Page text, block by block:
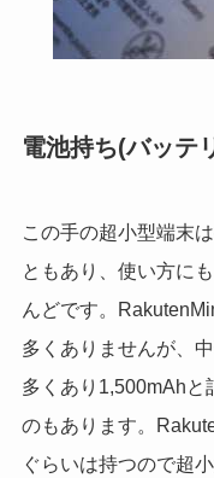
電池持ち(バッテ
この手の超小型端末
ともあり、使い方に
んどです。
多くありませんが、
多くあり1,500mAhと
のもあります。
ぐらいは持つので超